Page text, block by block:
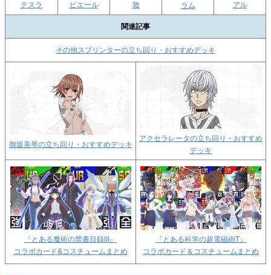
テスラ ピエール 敦 ラム アル
関連記事
その他スプリンターの立ち回り・おすすめデッキ
御坂美琴の立ち回り・おすすめデッキ
アクセラレータの立ち回り・おすすめ
デッキ
『とある魔術の禁書目録III』
コラボカード&コスチュームまとめ
『とある科学の超電磁砲T』
コラボカード＆コスチュームまとめ